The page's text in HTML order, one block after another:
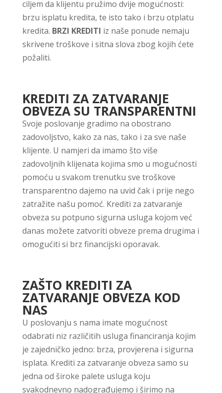
ciljem da klijentu pružimo dvije mogućnosti:
brzu isplatu kredita, te isto tako i brzu otplatu
kredita. BRZI KREDITI iz naše ponude nemaju
skrivene troškove i sitna slova zbog kojih ćete
požaliti.
KREDITI ZA ZATVARANJE
OBVEZA SU TRANSPARENTNI
Svoje poslovanje gradimo na obostrano
zadovoljstvo, kako za nas, tako i za sve naše
klijente. U namjeri da imamo što više
zadovoljnih klijenata kojima smo u mogućnosti
pomoću u svakom trenutku sve troškove
transparentno dajemo na uvid čak i prije nego
zatražite našu pomoć. Krediti za zatvaranje
obveza su potpuno sigurna usluga kojom već
danas možete zatvoriti obveze prema drugima i
omogućiti si brz financijski oporavak.
ZAŠTO KREDITI ZA
ZATVARANJE OBVEZA KOD
NAS
U poslovanju s nama imate mogućnost
odabrati niz različitih usluga financiranja kojim
je zajedničko jedno: brza, provjerena i sigurna
isplata. Krediti za zatvaranje obveza samo su
jedna od široke palete usluga koju
svakodnevno nadograđujemo i širimo na